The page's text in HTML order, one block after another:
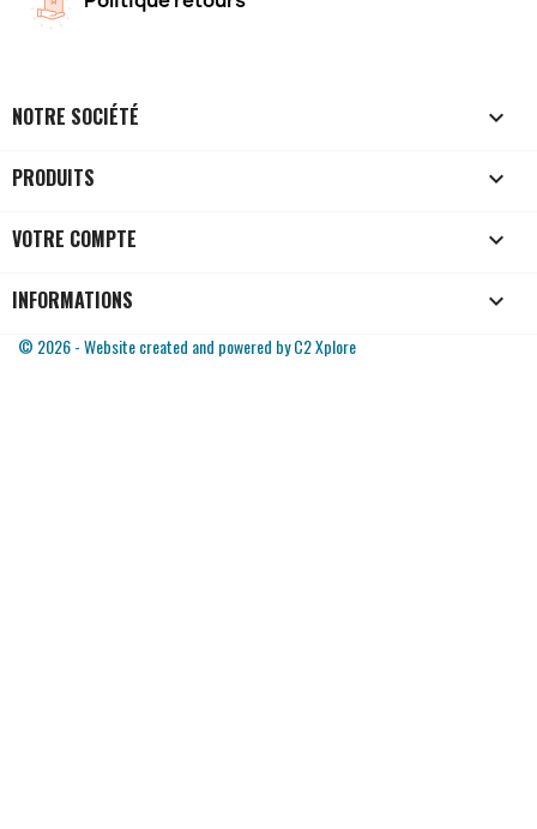
NOTRE SOCIÉTÉ 
PRODUITS 
VOTRE COMPTE 
INFORMATIONS keyboard_arrow_down
© 2026 - Website created and powered by C2 Xplore